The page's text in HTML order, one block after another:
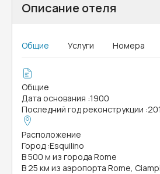
Описание отеля
Общие Услуги Номера
Общие
Дата основания :1900
Последний год реконструкции :
Расположение
Город :Esquilino
В 500 м из города Rome
В 25 км из аэропорта Rome,